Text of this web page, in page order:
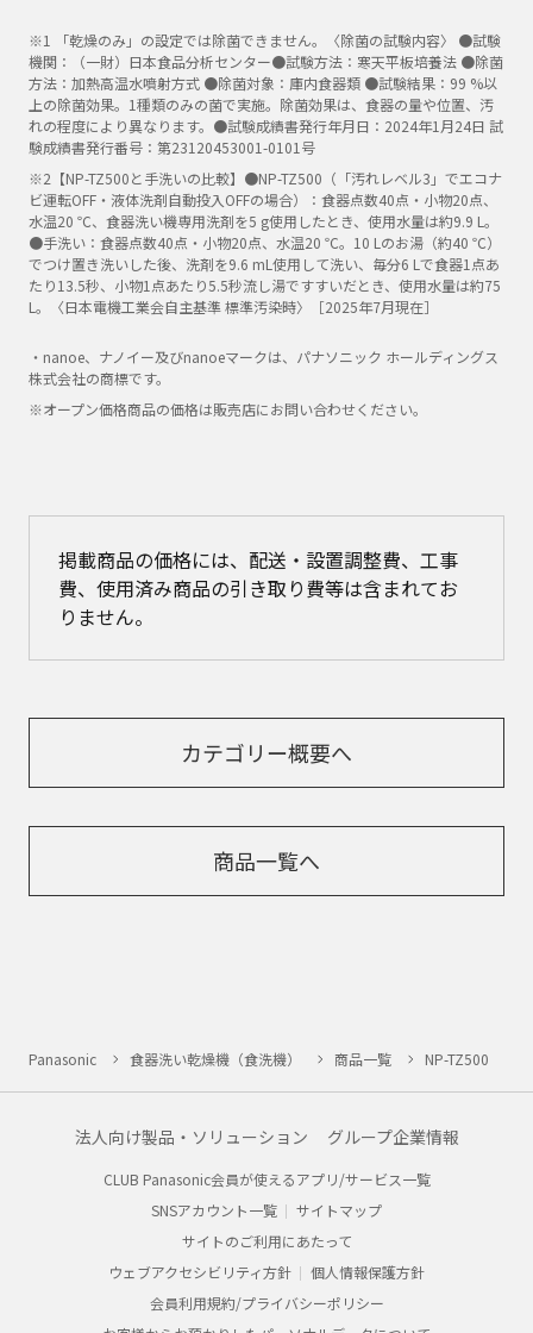
※1 「乾燥のみ」の設定では除菌できません。〈除菌の試験内容〉 ●試験
機関：（一財）日本食品分析センター●試験方法：寒天平板培養法 ●除菌
方法：加熱高温水噴射方式 ●除菌対象：庫内食器類 ●試験結果：99 %以
上の除菌効果。1種類のみの菌で実施。除菌効果は、食器の量や位置、汚
れの程度により異なります。●試験成績書発行年月日：2024年1月24日 試
験成績書発行番号：第23120453001-0101号
※2【NP-TZ500と手洗いの比較】●NP-TZ500（「汚れレベル3」でエコナ
ビ運転OFF・液体洗剤自動投入OFFの場合）：食器点数40点・小物20点、
水温20 ℃、食器洗い機専用洗剤を5 g使用したとき、使用水量は約9.9 L。
●手洗い：食器点数40点・小物20点、水温20 ℃。10 Lのお湯（約40 ℃）
でつけ置き洗いした後、洗剤を9.6 mL使用して洗い、毎分6 Lで食器1点あ
たり13.5秒、小物1点あたり5.5秒流し湯ですすいだとき、使用水量は約75
L。〈日本電機工業会自主基準 標準汚染時〉［2025年7月現在］
・nanoe、ナノイー及びnanoeマークは、パナソニック ホールディングス
株式会社の商標です。
※オープン価格商品の価格は販売店にお問い合わせください。
掲載商品の価格には、配送・設置調整費、工事
費、使用済み商品の引き取り費等は含まれてお
りません。
カテゴリー概要へ
商品一覧へ
Panasonic 食器洗い乾燥機（食洗機） 商品一覧 NP-TZ500
法人向け製品・ソリューション グループ企業情報
CLUB Panasonic会員が使えるアプリ/サービス一覧
SNSアカウント一覧
サイトマップ
サイトのご利用にあたって
ウェブアクセシビリティ方針
個人情報保護方針
会員利用規約/プライバシーポリシー